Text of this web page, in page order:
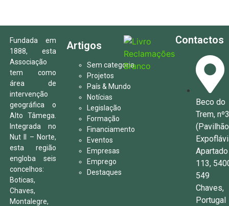
Fundada em
1888, esta
Associação
tem como
área de
intervenção
geográfica o
Alto Tâmega.
Integrada no
Nut II – Norte,
esta região
engloba seis
concelhos:
Boticas,
Chaves,
Montalegre,
Artigos
Sem categoria
Projetos
País & Mundo
Notícias
Legislação
Formação
Financiamento
Eventos
Empresas
Emprego
Destaques
Contactos
Beco do
Trem,
(Pavilhão
Apartado
113,
549
Chaves,
Portugal